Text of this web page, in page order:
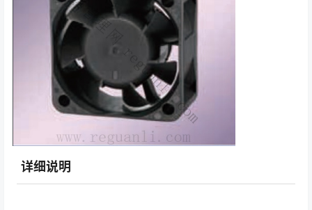
详细说明